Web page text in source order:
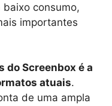
consumo,
importantes
do Screenbox é a
atuais.
de uma ampla